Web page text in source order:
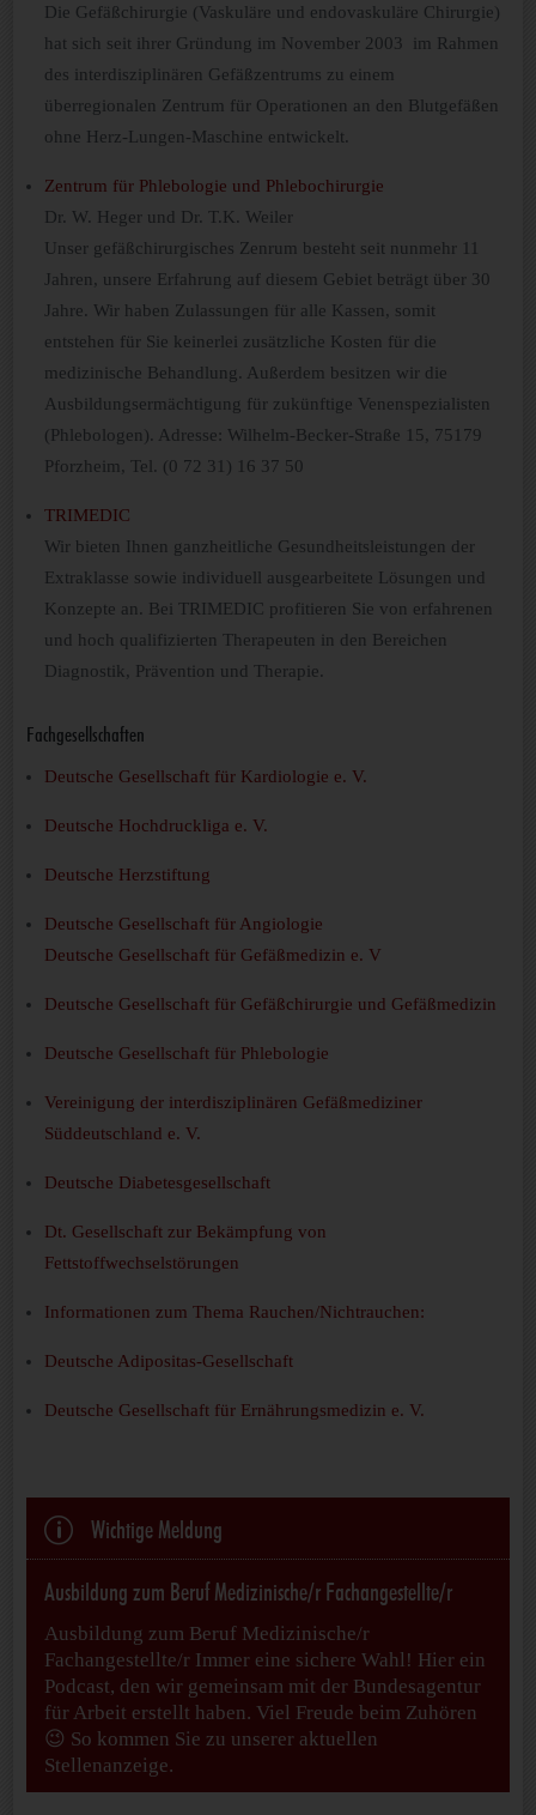
Die Gefäßchirurgie (Vaskuläre und endovaskuläre Chirurgie)
hat sich seit ihrer Gründung im November 2003 im Rahmen
des interdisziplinären Gefäßzentrums zu einem
überregionalen Zentrum für Operationen an den Blutgefäßen
ohne Herz-Lungen-Maschine entwickelt.
Zentrum für Phlebologie und Phlebochirurgie
Dr. W. Heger und Dr. T.K. Weiler
Unser gefäßchirurgisches Zenrum besteht seit nunmehr 11
Jahren, unsere Erfahrung auf diesem Gebiet beträgt über 30
Jahre. Wir haben Zulassungen für alle Kassen, somit
entstehen für Sie keinerlei zusätzliche Kosten für die
medizinische Behandlung. Außerdem besitzen wir die
Ausbildungsermächtigung für zukünftige Venenspezialisten
(Phlebologen). Adresse: Wilhelm-Becker-Straße 15, 75179
Pforzheim, Tel. (0 72 31) 16 37 50
TRIMEDIC
Wir bieten Ihnen ganzheitliche Gesundheitsleistungen der
Extraklasse sowie individuell ausgearbeitete Lösungen und
Konzepte an. Bei TRIMEDIC profitieren Sie von erfahrenen
und hoch qualifizierten Therapeuten in den Bereichen
Diagnostik, Prävention und Therapie.
Fachgesellschaften
Deutsche Gesellschaft für Kardiologie e. V.
Deutsche Hochdruckliga e. V.
Deutsche Herzstiftung
Deutsche Gesellschaft für Angiologie
Deutsche Gesellschaft für Gefäßmedizin e. V
Deutsche Gesellschaft für Gefäßchirurgie und Gefäßmedizin
Deutsche Gesellschaft für Phlebologie
Vereinigung der interdisziplinären Gefäßmediziner
Süddeutschland e. V.
Deutsche Diabetesgesellschaft
Dt. Gesellschaft zur Bekämpfung von
Fettstoffwechselstörungen
Informationen zum Thema Rauchen/Nichtrauchen:
Deutsche Adipositas-Gesellschaft
Deutsche Gesellschaft für Ernährungsmedizin e. V.
p Wichtige Meldung
Ausbildung zum Beruf Medizinische/r Fachangestellte/r
Ausbildung zum Beruf Medizinische/r
Fachangestellte/r Immer eine sichere Wahl! Hier ein
Podcast, den wir gemeinsam mit der Bundesagentur
für Arbeit erstellt haben. Viel Freude beim Zuhören
😉 So kommen Sie zu unserer aktuellen
Stellenanzeige.